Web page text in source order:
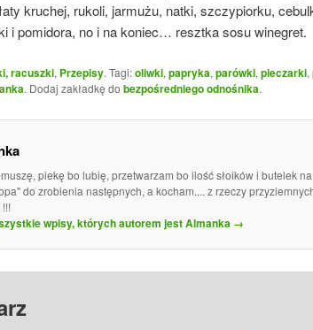
kruchej, rukoli, jarmużu, natki, szczypiorku,
i pomidora, no i na koniec… resztka sosu winegret.
racuszki, Przepisy. Tagi:oliwki, papryka, parówki, pieczarki,
. Dodaj zakładkę do bezpośredniego odnośnika.
piekę bo lubię, przetwarzam bo ilość słoików i butelek
do zrobienia następnych, a kocham.... z rzeczy
wpisy, których autorem jest Almanka →